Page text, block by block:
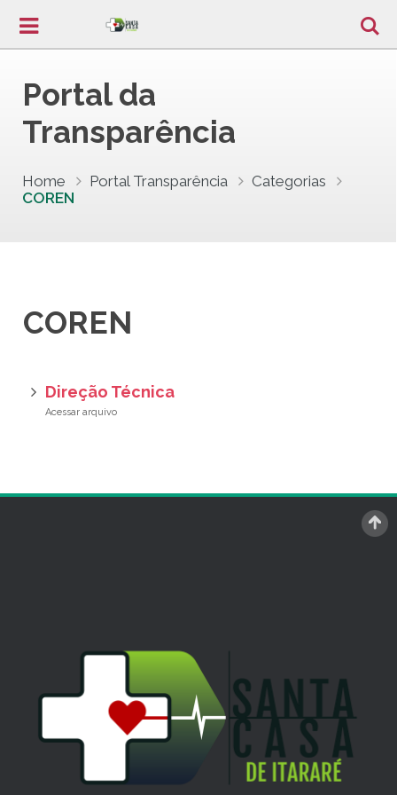
Portal da
Transparência
Home Portal Transparência
Categorias
COREN
COREN
Direção Técnica